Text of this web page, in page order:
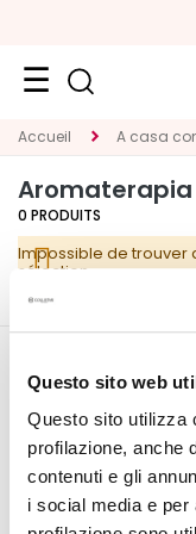
Questo sito web
Questo sito utilizza
profilazione, anche
contenuti e gli
i social media e
VISAGE
K
A
T
E
G
T
r
a
Accueil A casa
Aromaterapia
0 PRODUITS
Impossible de trouver
sélection.
CORPORATE
Qui sommes-nous
Contacts
Déclaration